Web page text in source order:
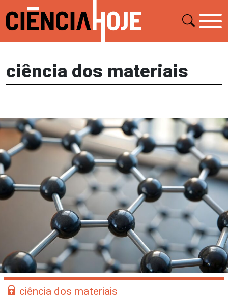
ciência dos materiais
ciência dos materiais